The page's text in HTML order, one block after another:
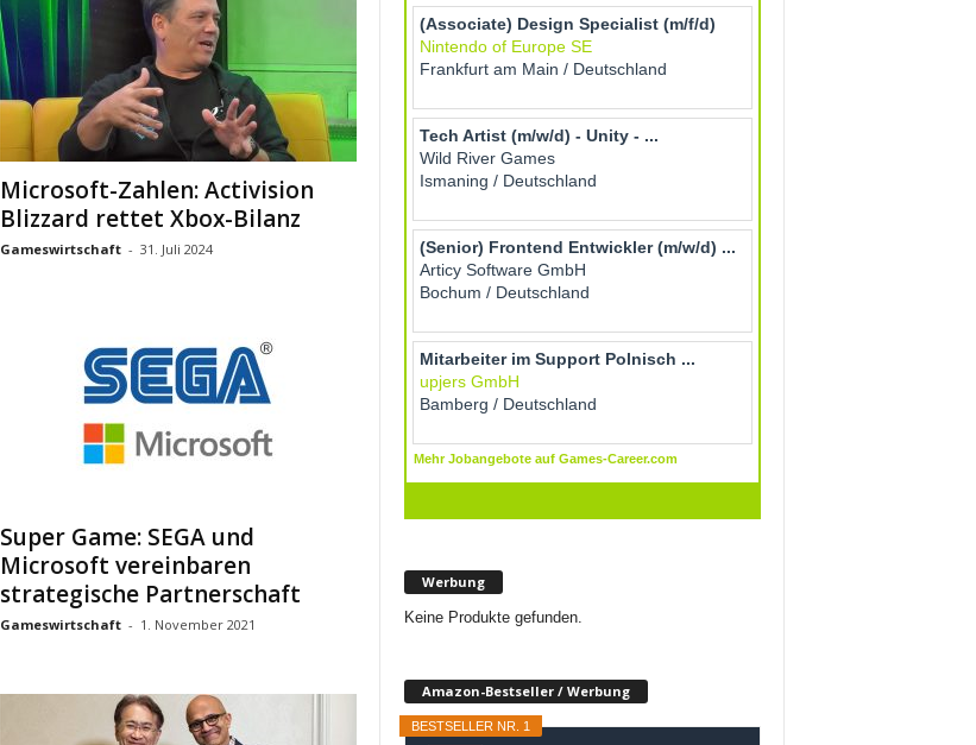
Microsoft-Zahlen: Activision
Blizzard rettet Xbox-Bilanz
Gameswirtschaft - 31. Juli 2024
Super Game: SEGA und
Microsoft vereinbaren
strategische Partnerschaft
Gameswirtschaft - 1. November 2021
Werbung
Keine Produkte gefunden.
Amazon-Bestseller / Werbung
BESTSELLER NR. 1